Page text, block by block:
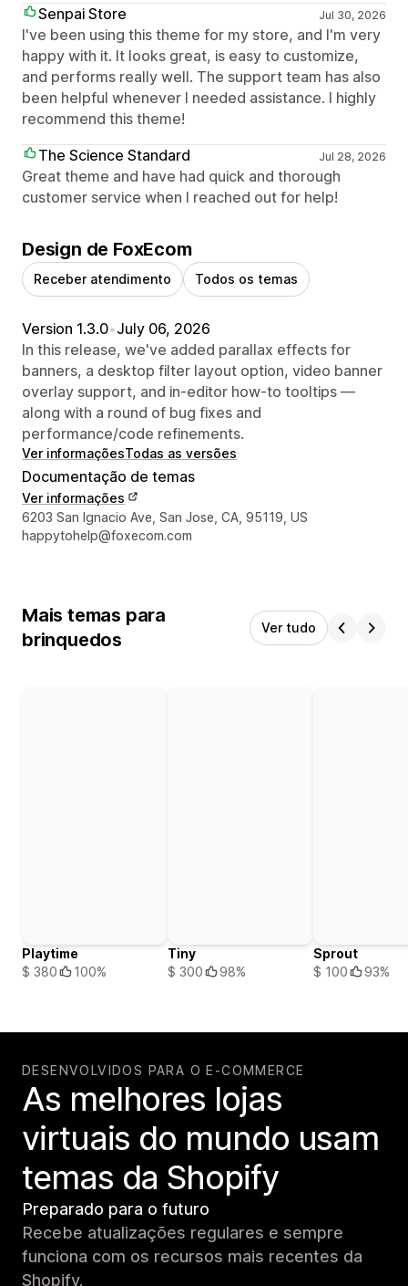
Senpai Store
Jul 30, 2026
I've been using this theme for my store, and I'm very
happy with it. It looks great, is easy to customize,
and performs really well. The support team has also
been helpful whenever I needed assistance. I highly
recommend this theme!
The Science Standard
Jul 28, 2026
Great theme and have had quick and thorough
customer service when I reached out for help!
Design de FoxEcom
Receber atendimento Todos os temas
Version 1.3.0•July 06, 2026
In this release, we've added parallax effects for
banners, a desktop filter layout option, video banner
overlay support, and in-editor how-to tooltips —
along with a round of bug fixes and
performance/code refinements.
Ver informaçõesTodas as versões
Documentação de temas
Ver informações
Informações de contato do designer
6203 San Ignacio Ave, San Jose, CA, 95119, US
happytohelp@foxecom.com
Mais temas para
brinquedos
Ver tudo
Playtime
$ 380
100%
Tiny
$ 300
98%
Sprout
$ 100
93%
DESENVOLVIDOS PARA O E-COMMERCE
As melhores lojas
virtuais do mundo usam
temas da Shopify
Preparado para o futuro
Recebe atualizações regulares e sempre
funciona com os recursos mais recentes da
Shopify.